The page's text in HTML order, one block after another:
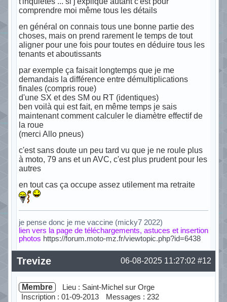
comprendre moi même tous les détails
en général on connais tous une bonne partie des
choses, mais on prend rarement le temps de tout
aligner pour une fois pour toutes en déduire tous les
tenants et aboutissants
par exemple ça faisait longtemps que je me
demandais la différence entre démultiplications
finales (compris roue)
d'une SX et des SM ou RT (identiques)
ben voilà qui est fait, en même temps je sais
maintenant comment calculer le diamètre effectif de
la roue
(merci Allo pneus)
c'est sans doute un peu tard vu que je ne roule plus
à moto, 79 ans et un AVC, c'est plus prudent pour les
autres
en tout cas ça occupe assez utilement ma retraite
je pense donc je me vaccine (micky7 2022)
lien vers la page de téléchargements, astuces et insertion
photos https://forum.moto-mz.fr/viewtopic.php?id=6438
Hors ligne #12
06-08-2025 11:27:02
Trevize
Membre
Lieu : Saint-Michel sur Orge
Inscription : 01-09-2013
Messages : 232